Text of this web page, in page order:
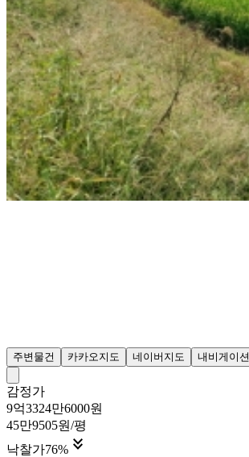
주변물건 카카오지도 네이버지도 내비게이션
감정가
9억3324만6000원
45만9505원/평
낙찰가76% 